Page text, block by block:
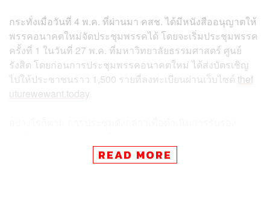
กระทั่งเมื่อวันที่ 4 พ.ค. ที่ผ่านมา คสช. ได้มีหนังสืออนุญาตให้
พรรคอนาคตใหม่จัดประชุมพรรคได้ โดยจะเริ่มประชุมพรรค
ครั้งที่ 1 ในวันที่ 27 พ.ค. ที่มหาวิทยาลัยธรรมศาสตร์ ศูนย์
รังสิต โดยก่อนการประชุมพรรคอนาคตใหม่ ได้ส่งบัตรเชิญ
ไปให้ประชาชนราว 1,500 รายที่ลงทะเบียนผ่านเว็บไซต์ thef
uturewewant.today
พรรค เพื่อเดินหน้าในการจดทะเบียนเป็นพรรคการเมืองที่
READ MORE